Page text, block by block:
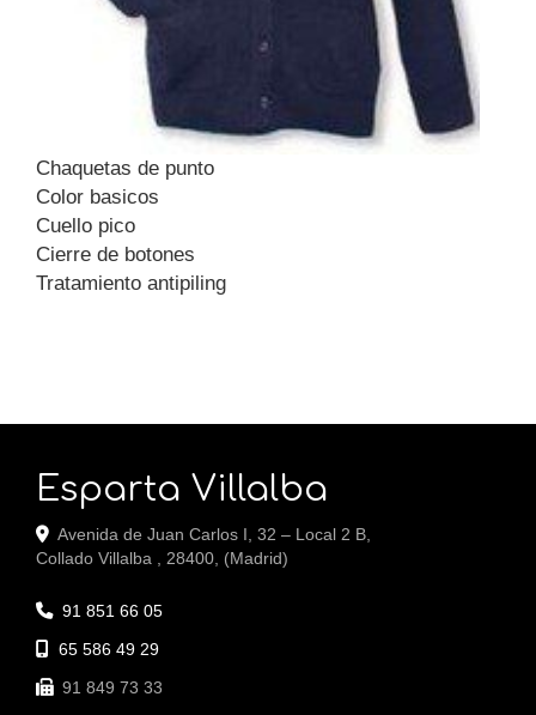
Chaquetas de punto
Color basicos
Cuello pico
Cierre de botones
Tratamiento antipiling
Esparta Villalba
Avenida de Juan Carlos I, 32 – Local 2 B,
Collado Villalba
28400 (Madrid)
91 851 66 05
65 586 49 29
91 849 73 33